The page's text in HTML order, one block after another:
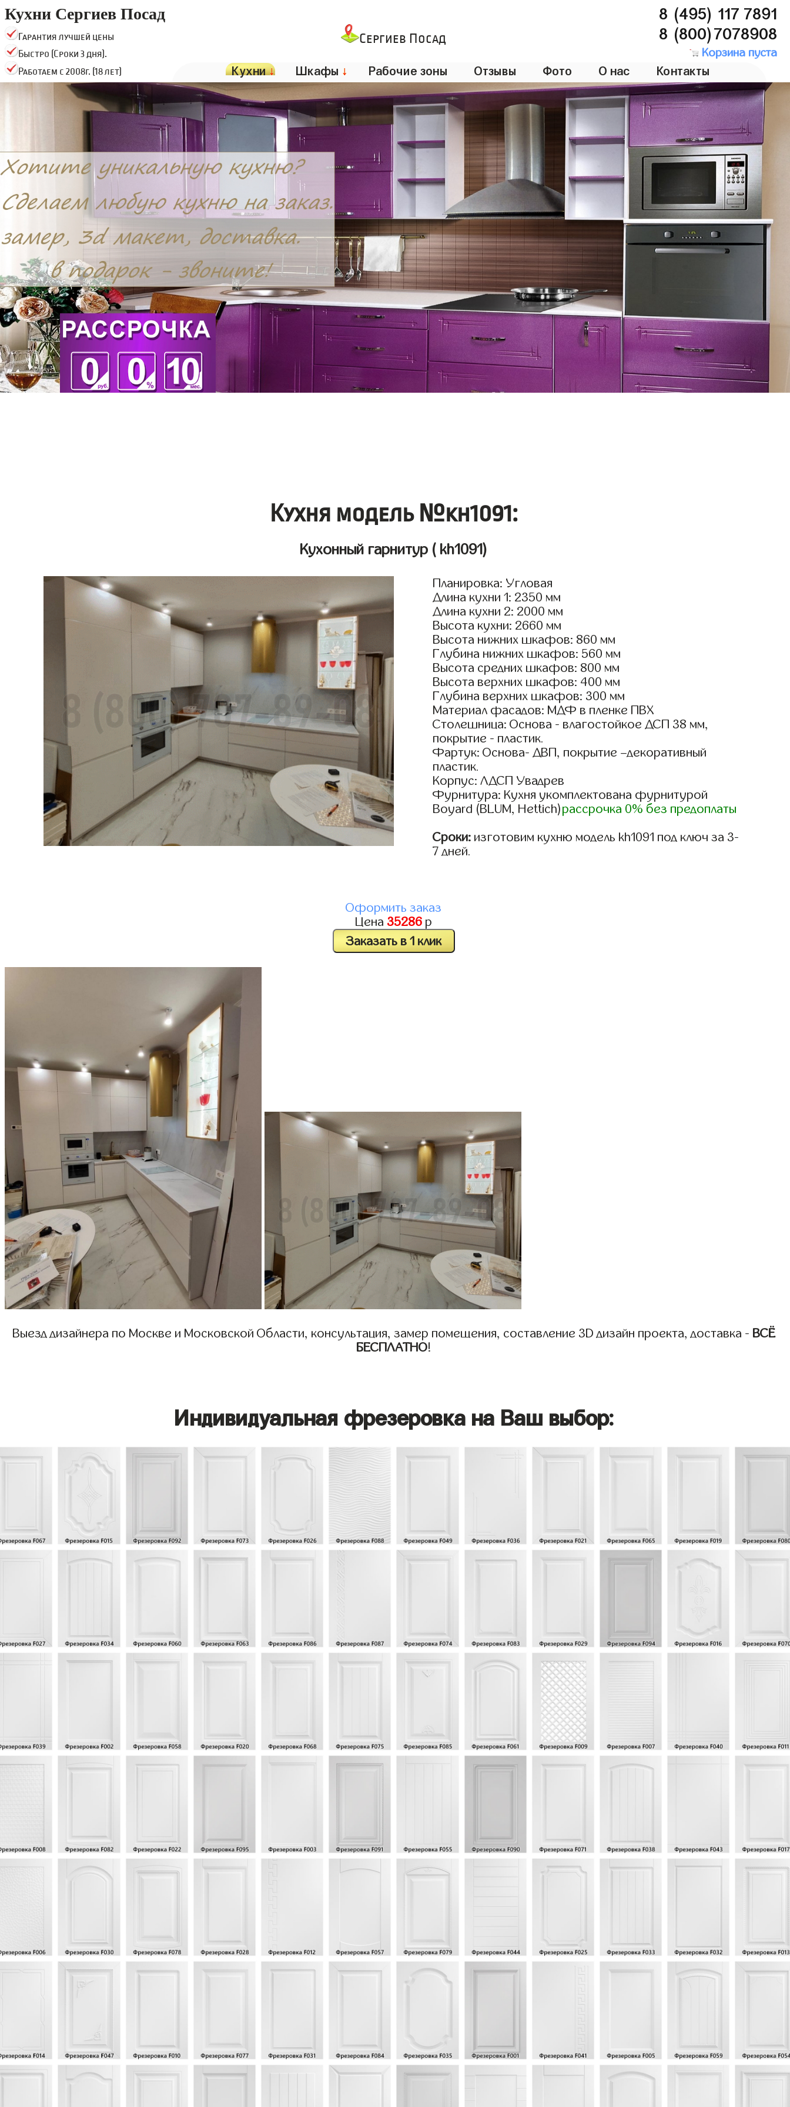
Кухни Сергиев Посад
Гарантия лучшей цены
Быстро (Сроки 3 дня).
Работаем с 2008г. (18 лет)
Сергиев Посад
8 (495) 117 7891
8 (800)7078908
Корзина пуста
Кухни↓ Шкафы ↓ Рабочие зоны Отзывы Фото О нас Контакты
Кухня модель №kh1091:
Кухонный гарнитур ( kh1091)
Планировка: Угловая
Длина кухни 1: 2350 мм
Длина кухни 2: 2000 мм
Высота кухни: 2660 мм
Высота нижних шкафов: 860 мм
Глубина нижних шкафов: 560 мм
Высота средних шкафов: 800 мм
Высота верхних шкафов: 400 мм
Глубина верхних шкафов: 300 мм
Материал фасадов: МДФ в пленке ПВХ
Столешница: Основа - влагостойкое ДСП 38 мм,
покрытие - пластик.
Фартук: Основа- ДВП, покрытие –декоративный
пластик.
Корпус: ЛДСП Увадрев
Фурнитура: Кухня укомплектована фурнитурой
Boyard (BLUM, Hettich)рассрочка 0% без предоплаты
Сроки: изготовим кухню модель kh1091 под ключ за 3-
7 дней.
Оформить заказ
Цена 35286 р
Заказать в 1 клик
Выезд дизайнера по Москве и Московской Области, консультация, замер помещения, составление 3D дизайн проекта, доставка - ВСЁ
БЕСПЛАТНО!
Индивидуальная фрезеровка на Ваш выбор: